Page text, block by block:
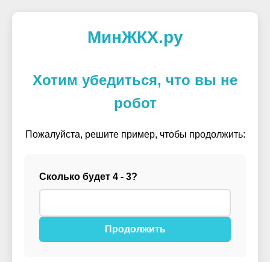
МинЖКХ.ру
Хотим убедиться, что вы не
робот
Пожалуйста, решите пример, чтобы продолжить:
Сколько будет 4 - 3?
Продолжить